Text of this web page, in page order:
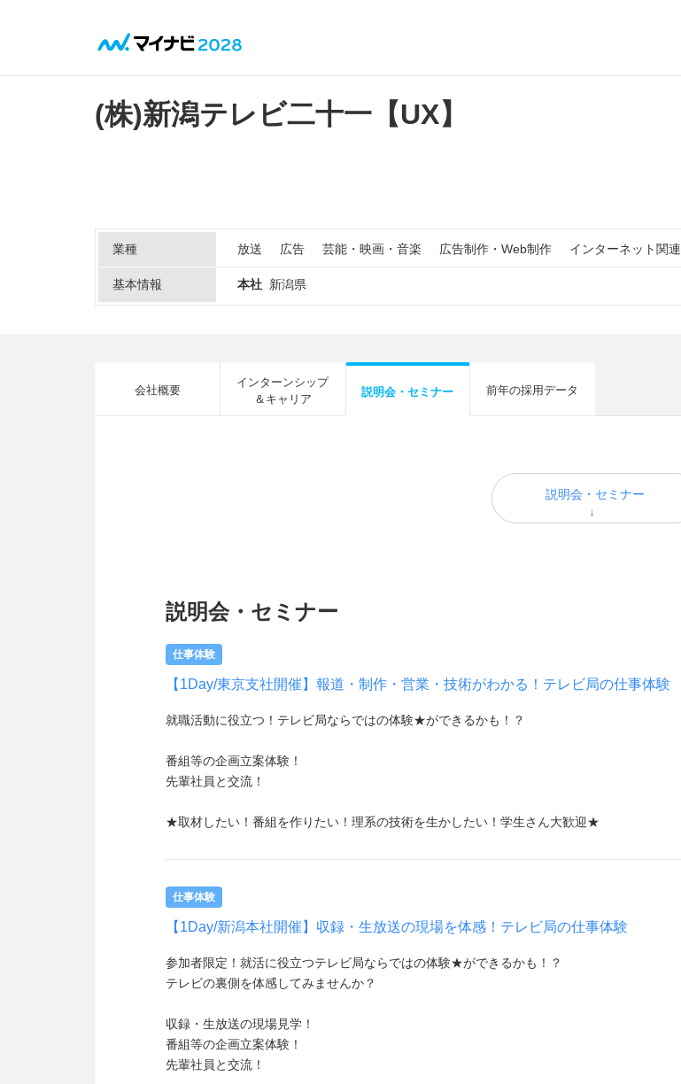
(株)新潟テレビ二十一【UX】
業種 放送 広告 芸能・映画・音楽 広告制作・Web制作 インターネット関連
基本情報 本社 新潟県
会社概要
インターンシップ
＆キャリア
説明会・セミナー 前年の採用データ
説明会・セミナー
説明会・セミナー
仕事体験
【1Day/東京支社開催】報道・制作・営業・技術がわかる！テレビ局の仕事体験
就職活動に役立つ！テレビ局ならではの体験★ができるかも！？
番組等の企画立案体験！
先輩社員と交流！
★取材したい！番組を作りたい！理系の技術を生かしたい！学生さん大歓迎★
仕事体験
【1Day/新潟本社開催】収録・生放送の現場を体感！テレビ局の仕事体験
参加者限定！就活に役立つテレビ局ならではの体験★ができるかも！？
テレビの裏側を体感してみませんか？
収録・生放送の現場見学！
番組等の企画立案体験！
先輩社員と交流！